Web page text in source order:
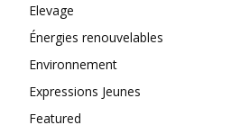
Elevage
Énergies renouvelables
Environnement
Expressions Jeunes
Featured